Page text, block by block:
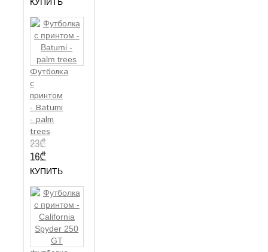
Футболка
с
принтом
- Batumi
- palm
trees
23₾
16₾
КУПИТЬ